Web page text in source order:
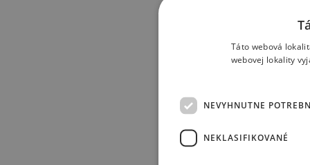
Táto webová
webovej lokality
NEVYHNUTNE
NEKLASIFIKOVANÉ